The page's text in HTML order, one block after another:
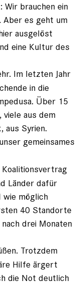
Wir brauchen ein
Aber es geht um
ausgelöst
eine Kultur des
Im letzten Jahr
in die
Über 15
viele aus dem
aus Syrien.
gemeinsames
Koalitionsvertrag
Länder dafür
wie möglich
40 Standorte
drei Monaten
Trotzdem
Hilfe ärgert
die Not deutlich